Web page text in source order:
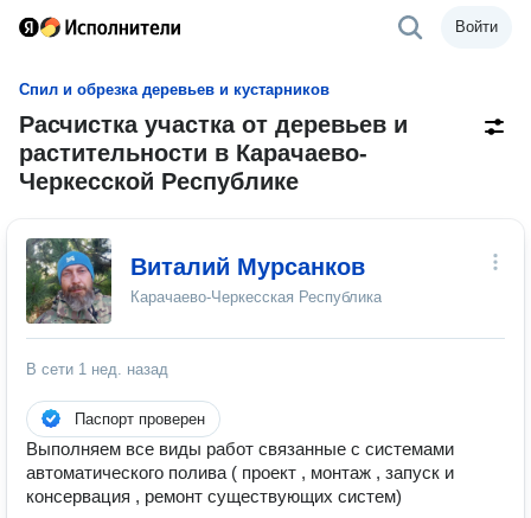
Войти
Спил и обрезка деревьев и кустарников
Расчистка участка от деревьев и
растительности в Карачаево-
Черкесской Республике
Виталий Мурсанков
Карачаево-Черкесская Республика
В сети 1 нед. назад
Паспорт проверен
Выполняем все виды работ связанные с системами
автоматического полива ( проект , монтаж , запуск и
консервация , ремонт существующих систем)